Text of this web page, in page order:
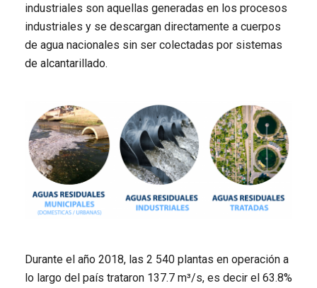
industriales son aquellas generadas en los procesos
industriales y se descargan directamente a cuerpos
de agua nacionales sin ser colectadas por sistemas
de alcantarillado.
Durante el año 2018, las 2 540 plantas en operación a
lo largo del país trataron 137.7 m³/s, es decir el 63.8%